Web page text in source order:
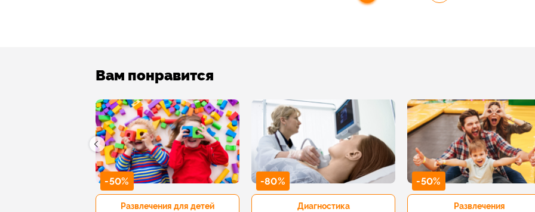
Вам понравится
-50%
Развлечения для детей
-80%
Диагностика
-50%
Развлечения